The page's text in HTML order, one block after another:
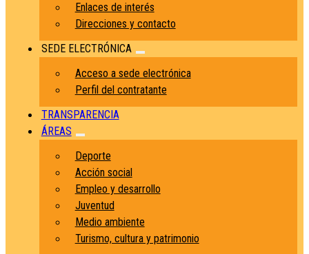
Enlaces de interés
Direcciones y contacto
SEDE ELECTRÓNICA
Acceso a sede electrónica
Perfil del contratante
TRANSPARENCIA
ÁREAS
Deporte
Acción social
Empleo y desarrollo
Juventud
Medio ambiente
Turismo, cultura y patrimonio